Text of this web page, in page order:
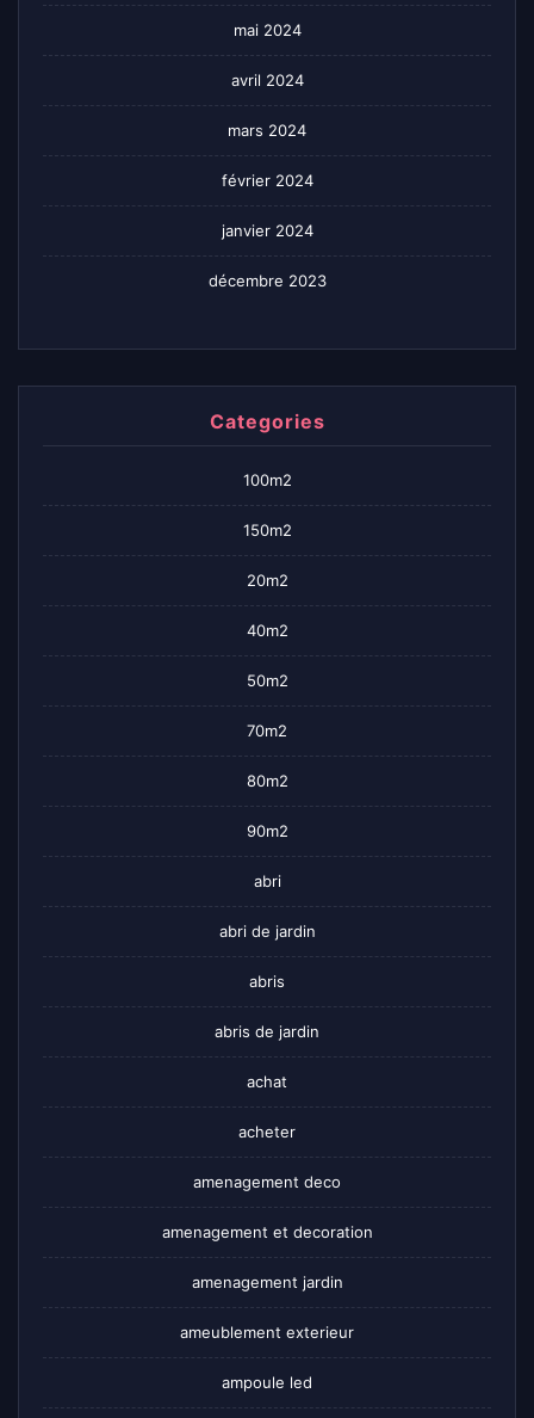
mai 2024
avril 2024
mars 2024
février 2024
janvier 2024
décembre 2023
Categories
100m2
150m2
20m2
40m2
50m2
70m2
80m2
90m2
abri
abri de jardin
abris
abris de jardin
achat
acheter
amenagement deco
amenagement et decoration
amenagement jardin
ameublement exterieur
ampoule led